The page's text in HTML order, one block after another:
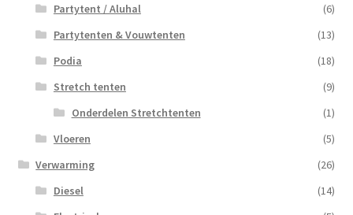
Partytent / Aluhal
(6)
Partytenten & Vouwtenten
(13)
Podia
(18)
Stretch tenten
(9)
Onderdelen Stretchtenten
(1)
Vloeren
(5)
Verwarming
(26)
Diesel
(14)